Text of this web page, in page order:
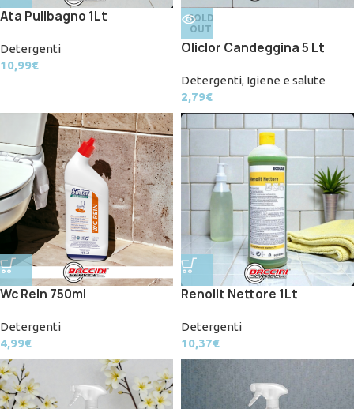
Ata Pulibagno 1Lt
Detergenti
10,99€
SOLD
OUT
Oliclor Candeggina 5 Lt
Detergenti, Igiene e salute
2,79€
Wc Rein 750ml
Detergenti
4,99€
Renolit Nettore 1Lt
Detergenti
10,37€